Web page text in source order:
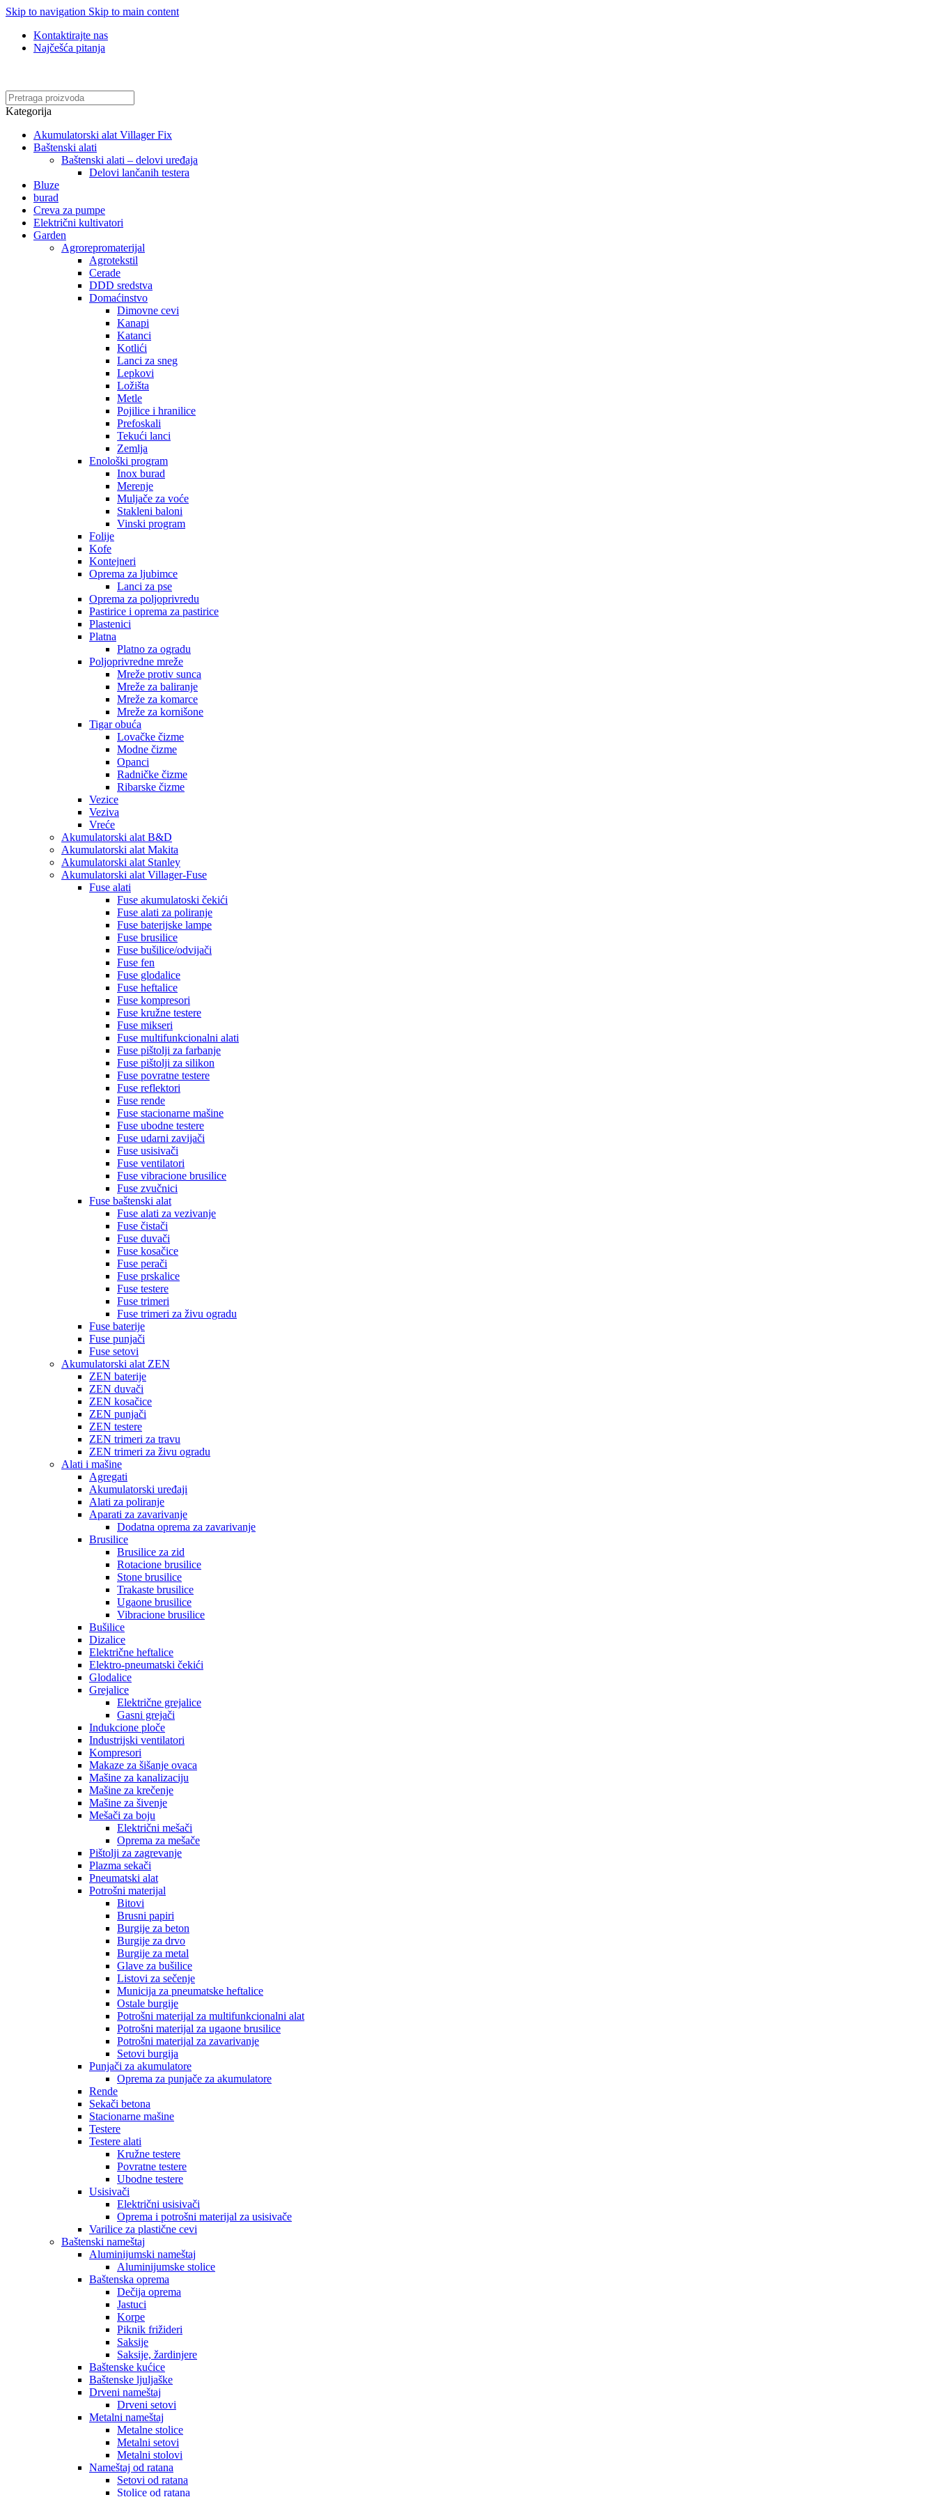
Skip to navigation Skip to main content
Kontaktirajte nas
Najčešća pitanja
Kategorija
Akumulatorski alat Villager Fix
Baštenski alati
Baštenski alati – delovi uređaja
Delovi lančanih testera
Bluze
burad
Creva za pumpe
Električni kultivatori
Garden
Agrorepromaterijal
Agrotekstil
Cerade
DDD sredstva
Domaćinstvo
Dimovne cevi
Kanapi
Katanci
Kotlići
Lanci za sneg
Lepkovi
Ložišta
Metle
Pojilice i hranilice
Prefoskali
Tekući lanci
Zemlja
Enološki program
Inox burad
Merenje
Muljače za voće
Stakleni baloni
Vinski program
Folije
Kofe
Kontejneri
Oprema za ljubimce
Lanci za pse
Oprema za poljoprivredu
Pastirice i oprema za pastirice
Plastenici
Platna
Platno za ogradu
Poljoprivredne mreže
Mreže protiv sunca
Mreže za baliranje
Mreže za komarce
Mreže za kornišone
Tigar obuća
Lovačke čizme
Modne čizme
Opanci
Radničke čizme
Ribarske čizme
Vezice
Veziva
Vreće
Akumulatorski alat B&D
Akumulatorski alat Makita
Akumulatorski alat Stanley
Akumulatorski alat Villager-Fuse
Fuse alati
Fuse akumulatoski čekići
Fuse alati za poliranje
Fuse baterijske lampe
Fuse brusilice
Fuse bušilice/odvijači
Fuse fen
Fuse glodalice
Fuse heftalice
Fuse kompresori
Fuse kružne testere
Fuse mikseri
Fuse multifunkcionalni alati
Fuse pištolji za farbanje
Fuse pištolji za silikon
Fuse povratne testere
Fuse reflektori
Fuse rende
Fuse stacionarne mašine
Fuse ubodne testere
Fuse udarni zavijači
Fuse usisivači
Fuse ventilatori
Fuse vibracione brusilice
Fuse zvučnici
Fuse baštenski alat
Fuse alati za vezivanje
Fuse čistači
Fuse duvači
Fuse kosačice
Fuse perači
Fuse prskalice
Fuse testere
Fuse trimeri
Fuse trimeri za živu ogradu
Fuse baterije
Fuse punjači
Fuse setovi
Akumulatorski alat ZEN
ZEN baterije
ZEN duvači
ZEN kosačice
ZEN punjači
ZEN testere
ZEN trimeri za travu
ZEN trimeri za živu ogradu
Alati i mašine
Agregati
Akumulatorski uređaji
Alati za poliranje
Aparati za zavarivanje
Dodatna oprema za zavarivanje
Brusilice
Brusilice za zid
Rotacione brusilice
Stone brusilice
Trakaste brusilice
Ugaone brusilice
Vibracione brusilice
Bušilice
Dizalice
Električne heftalice
Elektro-pneumatski čekići
Glodalice
Grejalice
Električne grejalice
Gasni grejači
Indukcione ploče
Industrijski ventilatori
Kompresori
Makaze za šišanje ovaca
Mašine za kanalizaciju
Mašine za krečenje
Mašine za šivenje
Mešači za boju
Električni mešači
Oprema za mešače
Pištolji za zagrevanje
Plazma sekači
Pneumatski alat
Potrošni materijal
Bitovi
Brusni papiri
Burgije za beton
Burgije za drvo
Burgije za metal
Glave za bušilice
Listovi za sečenje
Municija za pneumatske heftalice
Ostale burgije
Potrošni materijal za multifunkcionalni alat
Potrošni materijal za ugaone brusilice
Potrošni materijal za zavarivanje
Setovi burgija
Punjači za akumulatore
Oprema za punjače za akumulatore
Rende
Sekači betona
Stacionarne mašine
Testere
Testere alati
Kružne testere
Povratne testere
Ubodne testere
Usisivači
Električni usisivači
Oprema i potrošni materijal za usisivače
Varilice za plastične cevi
Baštenski nameštaj
Aluminijumski nameštaj
Aluminijumske stolice
Baštenska oprema
Dečija oprema
Jastuci
Korpe
Piknik frižideri
Saksije
Saksije, žardinjere
Baštenske kućice
Baštenske ljuljaške
Drveni nameštaj
Drveni setovi
Metalni nameštaj
Metalne stolice
Metalni setovi
Metalni stolovi
Nameštaj od ratana
Setovi od ratana
Stolice od ratana